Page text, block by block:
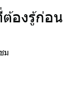
องรู้ก่อน
ม